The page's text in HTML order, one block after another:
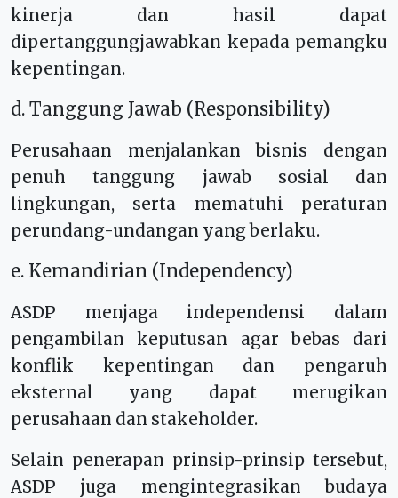
kinerja dan hasil dapat
dipertanggungjawabkan kepada pemangku
kepentingan.
d. Tanggung Jawab (Responsibility)
Perusahaan menjalankan bisnis dengan
penuh tanggung jawab sosial dan
lingkungan, serta mematuhi peraturan
perundang-undangan yang berlaku.
e. Kemandirian (Independency)
ASDP menjaga independensi dalam
pengambilan keputusan agar bebas dari
konflik kepentingan dan pengaruh
eksternal yang dapat merugikan
perusahaan dan stakeholder.
Selain penerapan prinsip-prinsip tersebut,
ASDP juga mengintegrasikan budaya